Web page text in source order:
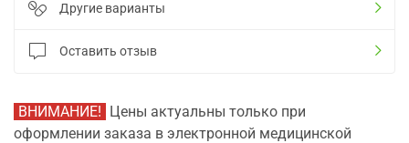
Другие варианты
Оставить отзыв
ВНИМАНИЕ! Цены актуальны только при
оформлении заказа в электронной медицинской